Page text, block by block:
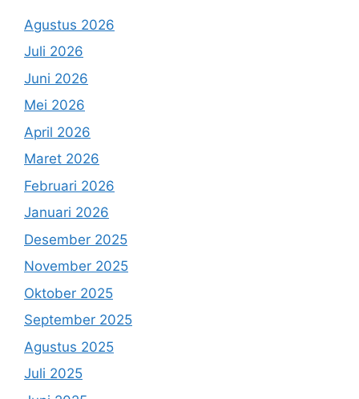
Agustus 2026
Juli 2026
Juni 2026
Mei 2026
April 2026
Maret 2026
Februari 2026
Januari 2026
Desember 2025
November 2025
Oktober 2025
September 2025
Agustus 2025
Juli 2025